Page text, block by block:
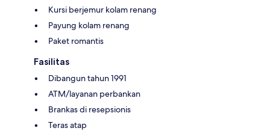
Kursi berjemur kolam renang
Payung kolam renang
Paket romantis
Fasilitas
Dibangun tahun 1991
ATM/layanan perbankan
Brankas di resepsionis
Teras atap